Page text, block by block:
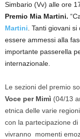
Simbario (Vv) alle ore
Premio Mia Martini.
Martini. Tanti giovani
essere ammessi alla
importante passerella
internazionale.
Le sezioni del premio
Voce per Mimì (04/13
etnica delle varie
con la partecipazione
vivranno momenti